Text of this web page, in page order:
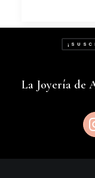
La Joyería de